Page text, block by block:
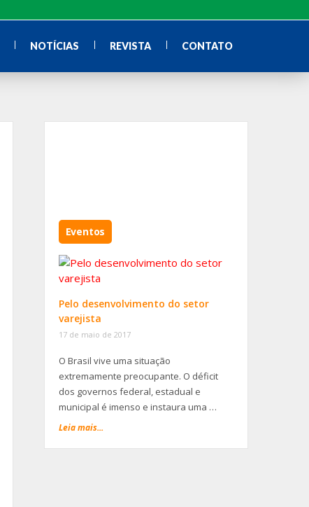
NOTÍCIAS REVISTA CONTATO
Eventos
Pelo desenvolvimento do setor
varejista
17 de maio de 2017
O Brasil vive uma situação
extremamente preocupante. O déficit
dos governos federal, estadual e
municipal é imenso e instaura uma …
Leia mais...